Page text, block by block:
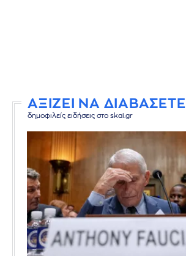
ΑΞΙΖΕΙ ΝΑ ΔΙΑΒΑΣΕΤΕ
δημοφιλείς ειδήσεις στο skai.gr